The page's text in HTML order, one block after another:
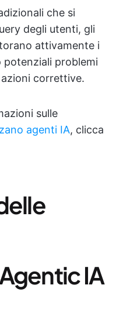
che si
degli utenti, gli
attivamente i
problemi
correttive.
sulle
agenti IA, clicca
IA